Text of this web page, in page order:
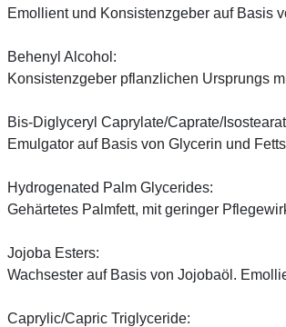
Emollient und Konsistenzgeber auf Basis
Behenyl Alcohol:
Konsistenzgeber pflanzlichen Ursprungs
Bis-Diglyceryl Caprylate/Caprate/
Emulgator auf Basis von Glycerin und
Hydrogenated Palm Glycerides:
Gehärtetes Palmfett, mit geringer
Jojoba Esters:
Wachsester auf Basis von Jojobaöl.
Caprylic/Capric Triglyceride: